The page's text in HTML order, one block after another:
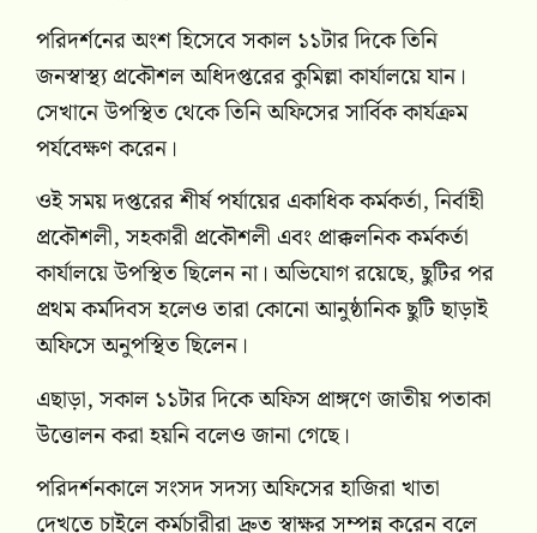
পরিদর্শনের অংশ হিসেবে সকাল ১১টার দিকে তিনি
জনস্বাস্থ্য প্রকৌশল অধিদপ্তরের কুমিল্লা কার্যালয়ে যান।
সেখানে উপস্থিত থেকে তিনি অফিসের সার্বিক কার্যক্রম
পর্যবেক্ষণ করেন।
ওই সময় দপ্তরের শীর্ষ পর্যায়ের একাধিক কর্মকর্তা, নির্বাহী
প্রকৌশলী, সহকারী প্রকৌশলী এবং প্রাক্কলনিক কর্মকর্তা
কার্যালয়ে উপস্থিত ছিলেন না। অভিযোগ রয়েছে, ছুটির পর
প্রথম কর্মদিবস হলেও তারা কোনো আনুষ্ঠানিক ছুটি ছাড়াই
অফিসে অনুপস্থিত ছিলেন।
এছাড়া, সকাল ১১টার দিকে অফিস প্রাঙ্গণে জাতীয় পতাকা
উত্তোলন করা হয়নি বলেও জানা গেছে।
পরিদর্শনকালে সংসদ সদস্য অফিসের হাজিরা খাতা
দেখতে চাইলে কর্মচারীরা দ্রুত স্বাক্ষর সম্পন্ন করেন বলে